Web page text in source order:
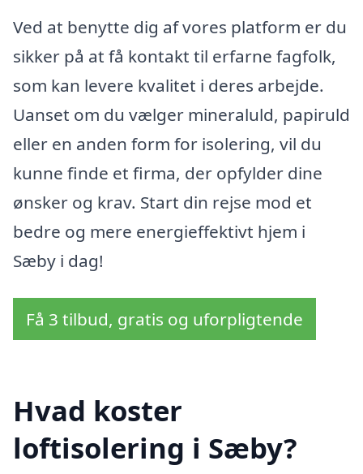
Ved at benytte dig af vores platform er du
sikker på at få kontakt til erfarne fagfolk,
som kan levere kvalitet i deres arbejde.
Uanset om du vælger mineraluld, papiruld
eller en anden form for isolering, vil du
kunne finde et firma, der opfylder dine
ønsker og krav. Start din rejse mod et
bedre og mere energieffektivt hjem i
Sæby i dag!
Få 3 tilbud, gratis og uforpligtende
Hvad koster
loftisolering i Sæby?